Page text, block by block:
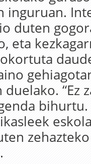
inguruan.
duten
eta
“Ez